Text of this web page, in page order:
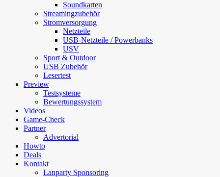
Soundkarten
Streamingzubehör
Stromversorgung
Netzteile
USB-Netzteile / Powerbanks
USV
Sport & Outdoor
USB Zubehör
Lesertest
Preview
Testsysteme
Bewertungssystem
Videos
Game-Check
Partner
Advertorial
Howto
Deals
Kontakt
Lanparty Sponsoring